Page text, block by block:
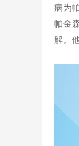
病为
帕金
解。